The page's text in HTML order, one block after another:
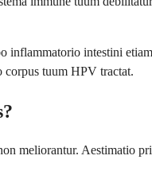
intestini
corpus tuum HPV tractat.
meliorantur. Aestimatio